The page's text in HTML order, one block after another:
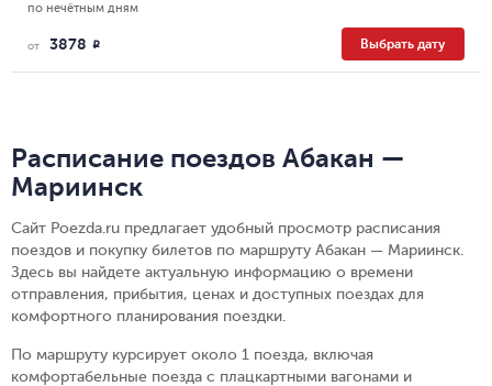
по нечётным дням
от 3878 R Выбрать дату
Расписание поездов Абакан —
Мариинск
Сайт Poezda.ru предлагает удобный просмотр расписания
поездов и покупку билетов по маршруту Абакан — Мариинск.
Здесь вы найдете актуальную информацию о времени
отправления, прибытия, ценах и доступных поездах для
комфортного планирования поездки.
По маршруту курсирует около 1 поезда, включая
комфортабельные поезда с плацкартными вагонами и